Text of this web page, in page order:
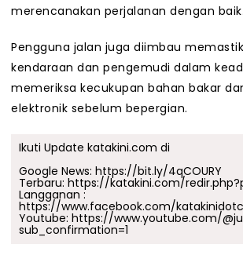
merencanakan perjalanan dengan baik.
Pengguna jalan juga diimbau
kendaraan dan pengemudi dalam
memeriksa kecukupan bahan bakar
elektronik sebelum bepergian.
Ikuti Update katakini.com di
Google News: https://bit.ly/4qCOURY
Terbaru: https://katakini.com/
Langganan :
https://www.facebook.com/
Youtube: https://www.youtube.com/
sub_confirmation=1